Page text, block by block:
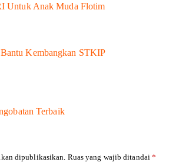
Untuk Anak Muda Flotim
Kembangkan STKIP
Terbaik
dipublikasikan. Ruas yang wajib ditandai*